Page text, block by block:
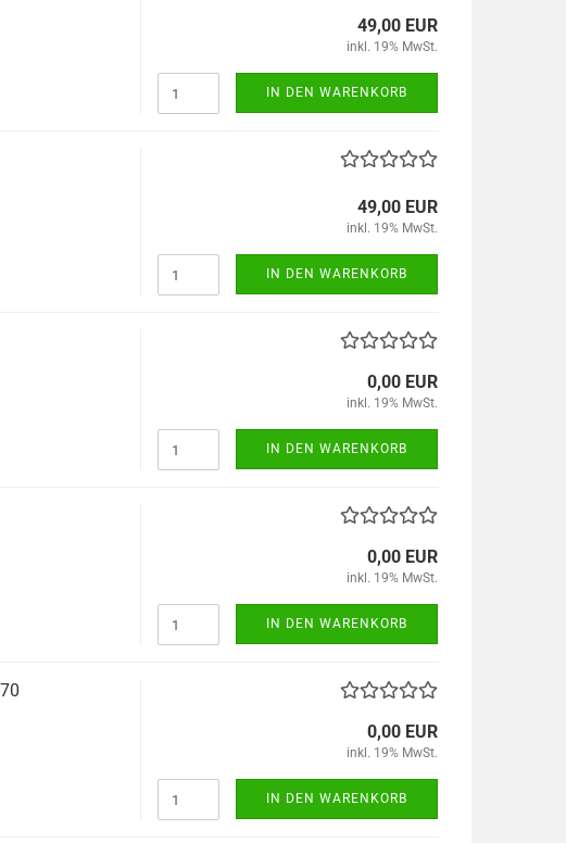
49,00 EUR
inkl. 19% MwSt.
IN DEN WARENKORB
49,00 EUR
inkl. 19% MwSt.
IN DEN WARENKORB
0,00 EUR
inkl. 19% MwSt.
IN DEN WARENKORB
0,00 EUR
inkl. 19% MwSt.
IN DEN WARENKORB
0,00 EUR
inkl. 19% MwSt.
IN DEN WARENKORB